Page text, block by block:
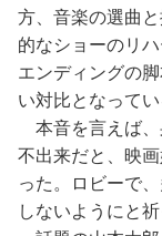
方、音楽の選曲
的なショーのリ
エンディングの
い対比となってい
本音を言えば、
不出来だと、映
った。ロビーで
しないようにと祈